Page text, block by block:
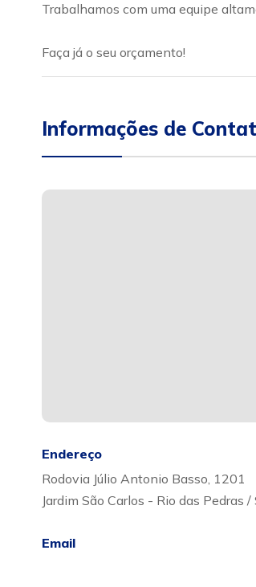
Trabalhamos com uma equipe
Faça já o seu orçamento!
Informações de
Endereço
Rodovia Júlio Antonio Basso, 1201
Jardim São Carlos - Rio das Pedras /
Email